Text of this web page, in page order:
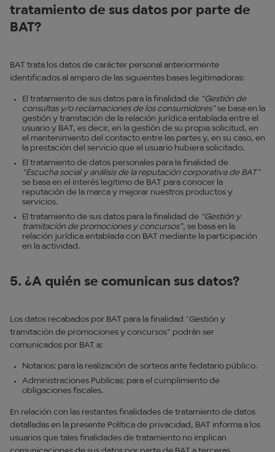
tratamiento de sus datos por parte de
BAT?
BAT trata los datos de carácter personal anteriormente
identificados al amparo de las siguientes bases legitimadoras:
El tratamiento de sus datos para la finalidad de “Gestión de
consultas y/o reclamaciones de los consumidores”se basa en la
gestión y tramitación de la relación jurídica entablada entre el
usuario y BAT, es decir, en la gestión de su propia solicitud, en
el mantenimiento del contacto entre las partes y, en su caso, en
la prestación del servicio que el usuario hubiera solicitado.
El tratamiento de datos personales para la finalidad de
“Escucha social y análisis de la reputación corporativa de BAT”
se basa en el interés legitimo de BAT para conocer la
reputación de la marca y mejorar nuestros productos y
servicios.
El tratamiento de sus datos para la finalidad de “Gestión y
tramitación de promociones y concursos”, se basa en la
relación jurídica entablada con BAT mediante la participación
en la actividad.
5. ¿A quién se comunican sus datos?
Los datos recabados por BAT para la finalidad “Gestión y
tramitación de promociones y concursos” podrán ser
comunicados por BAT a:
Notarios: para la realización de sorteos ante fedatario público.
Administraciones Publicas: para el cumplimiento de
obligaciones fiscales.
En relación con las restantes finalidades de tratamiento de datos
detalladas en la presente Política de privacidad, BAT informa a los
usuarios que tales finalidades de tratamiento no implican